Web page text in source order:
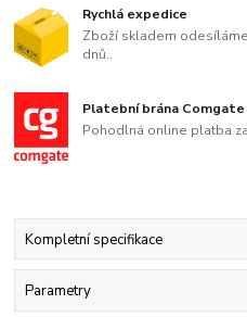
Rychlá expedice
Zboží skladem
dnů..
Platební brána Comgate
Pohodlná online platba
Kompletní specifikace
Parametry